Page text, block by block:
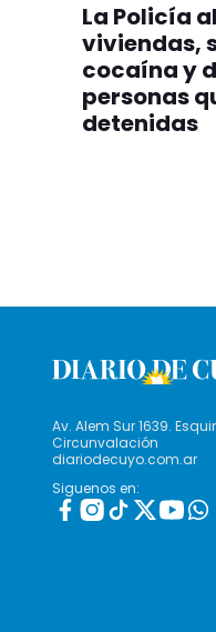
La Policía
viviendas,
cocaína y
personas
detenidas
Av. Alem Sur 1639.
Circunvalación
diariodecuyo.com.ar
Siguenos en: